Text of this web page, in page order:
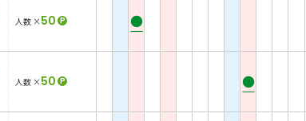
人数 × 50 P ●
人数 × 50 P ●